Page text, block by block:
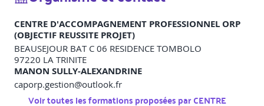
CENTRE D'ACCOMPAGNEMENT PROFESSIONNEL ORP
(OBJECTIF REUSSITE PROJET)
BEAUSEJOUR BAT C 06 RESIDENCE TOMBOLO
97220 LA TRINITE
MANON SULLY-ALEXANDRINE
caporp.gestion@outlook.fr
Voir toutes les formations proposées parCENTRE